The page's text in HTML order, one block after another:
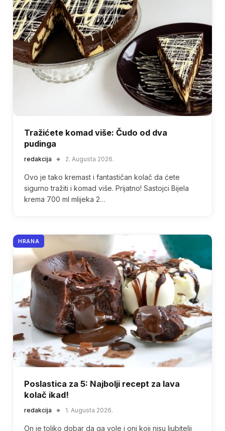
Tražićete komad više: Čudo od dva
pudinga
redakcija 2. Augusta 2026.
Ovo je tako kremast i fantastičan kolač da ćete
sigurno tražiti i komad više. Prijatno! Sastojci Bijela
krema 700 ml mlijeka 2…
HRANA
Poslastica za 5: Najbolji recept za lava
kolač ikad!
redakcija 1. Augusta 2026.
On je toliko dobar da ga vole i oni koji nisu ljubitelji